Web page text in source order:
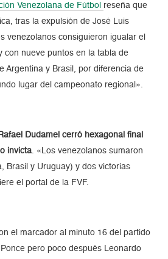
Venezolana de Fútbol reseña que
tras la expulsión de José Luis
venezolanos consiguieron igualar el
con nueve puntos en la tabla de
Argentina y Brasil, por diferencia de
lugar del campeonato regional».
Dudamel cerró hexagonal final
invicta. «Los venezolanos sumaron
Brasil y Uruguay) y dos victorias
el portal de la FVF.
el marcador al minuto 16 del partido
pero poco después Leonardo